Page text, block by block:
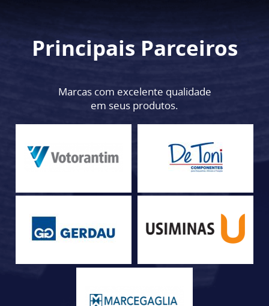
Principais Parceiros
Marcas com excelente qualidade
em seus produtos.